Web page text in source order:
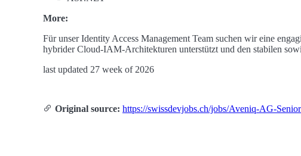
More:
Für unser Identity Access Management Team suchen wir eine
hybrider Cloud-IAM-Architekturen unterstützt und den stabilen
last updated 27 week of 2026
Original source: https://swissdevjobs.ch/jobs/Aveniq-AG-